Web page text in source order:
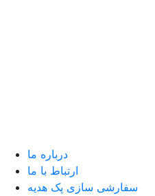
درباره ما
ارتباط با ما
سفارشی سازی پک هدیه